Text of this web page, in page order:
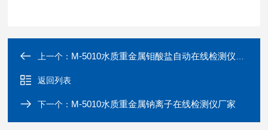
上一个： M-5010水质重金属钼酸盐自动在线检测仪厂家
返回列表
下一个： M-5010水质重金属钠离子在线检测仪厂家